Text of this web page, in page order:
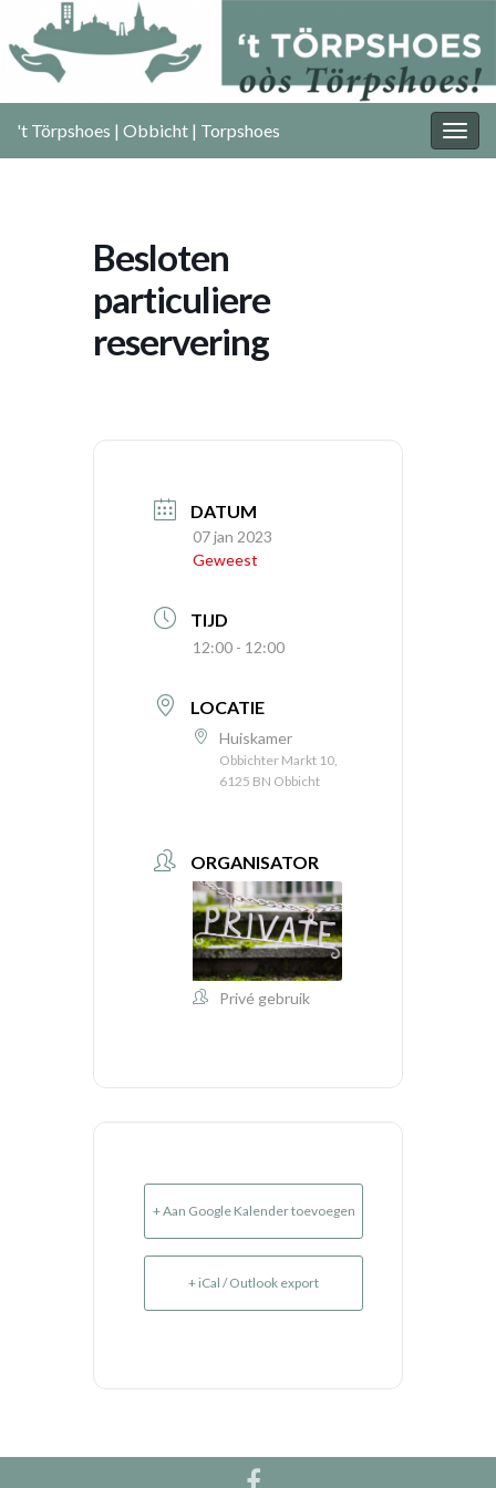
't Törpshoes | Obbicht | Torpshoes
Besloten
particuliere
reservering
DATUM
07 jan 2023
Geweest
TIJD
12:00 - 12:00
LOCATIE
Huiskamer
Obbichter Markt 10,
6125 BN Obbicht
ORGANISATOR
Privé gebruik
+ Aan Google Kalender toevoegen
+ iCal / Outlook export